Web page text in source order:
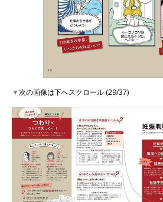
▼次の画像は下へスクロール (29/37)